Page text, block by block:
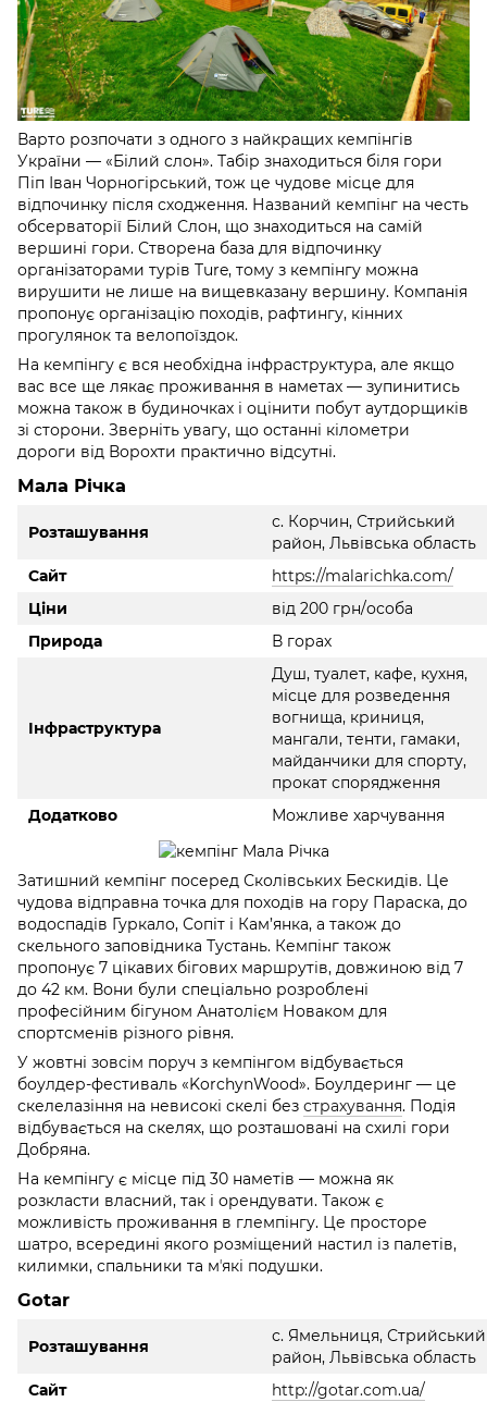
Варто розпочати з одного з найкращих кемпінгів
України — «Білий слон». Табір знаходиться біля гори
Піп Іван Чорногірський, тож це чудове місце для
відпочинку після сходження. Названий кемпінг на честь
обсерваторії Білий Слон, що знаходиться на самій
вершині гори. Створена база для відпочинку
організаторами турів Ture, тому з кемпінгу можна
вирушити не лише на вищевказану вершину. Компанія
пропонує організацію походів, рафтингу, кінних
прогулянок та велопоїздок.
На кемпінгу є вся необхідна інфраструктура, але якщо
вас все ще лякає проживання в наметах — зупинитись
можна також в будиночках і оцінити побут аутдорщиків
зі сторони. Зверніть увагу, що останні кілометри
дороги від Ворохти практично відсутні.
Мала Річка
Розташування
с. Корчин, Стрийський
район, Львівська область
Сайт
https://malarichka.com/
Ціни
від 200 грн/особа
Природа
В горах
Інфраструктура
Душ, туалет, кафе, кухня,
місце для розведення
вогнища, криниця,
мангали, тенти, гамаки,
майданчики для спорту,
прокат спорядження
Додатково
Можливе харчування
Затишний кемпінг посеред Сколівських Бескидів. Це
чудова відправна точка для походів на гору Параска, до
водоспадів Гуркало, Сопіт і Кам’янка, а також до
скельного заповідника Тустань. Кемпінг також
пропонує 7 цікавих бігових маршрутів, довжиною від 7
до 42 км. Вони були спеціально розроблені
професійним бігуном Анатолієм Новаком для
спортсменів різного рівня.
У жовтні зовсім поруч з кемпінгом відбувається
боулдер-фестиваль «KorchynWood». Боулдеринг — це
скелелазіння на невисокі скелі без страхування. Подія
відбувається на скелях, що розташовані на схилі гори
Добряна.
На кемпінгу є місце під 30 наметів — можна як
розкласти власний, так і орендувати. Також є
можливість проживання в глемпінгу. Це просторе
шатро, всередині якого розміщений настил із палетів,
килимки, спальники та мʼякі подушки.
Gotar
Розташування
с. Ямельниця, Стрийський
район, Львівська область
Сайт
http://gotar.com.ua/